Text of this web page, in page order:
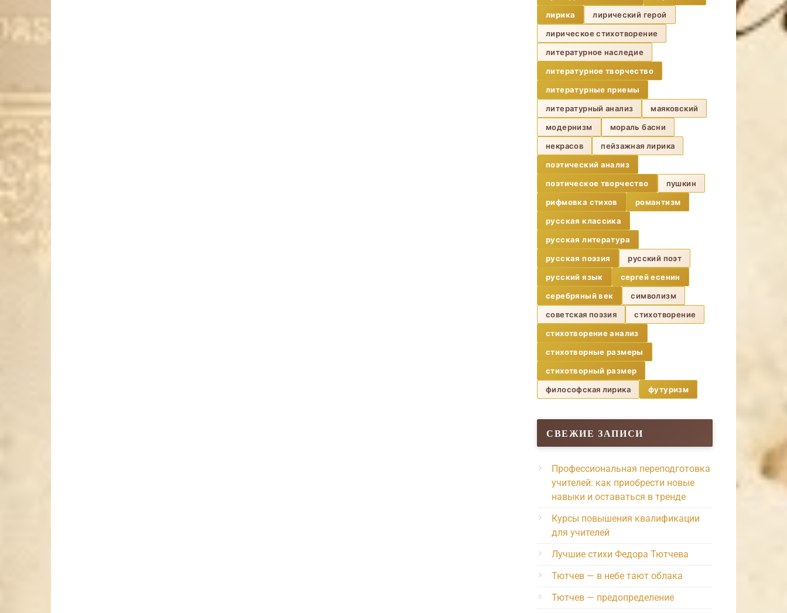
лирика
лирический герой
лирическое стихотворение
литературное наследие
литературное творчество
литературные приемы
литературный анализ
маяковский
модернизм
мораль басни
некрасов
пейзажная лирика
поэтический анализ
поэтическое творчество
пушкин
рифмовка стихов
романтизм
русская классика
русская литература
русская поэзия
русский поэт
русский язык
сергей есенин
серебряный век
символизм
советская поэзия
стихотворение
стихотворение анализ
стихотворные размеры
стихотворный размер
философская лирика
футуризм
СВЕЖИЕ ЗАПИСИ
Профессиональная переподготовка
учителей: как приобрести новые
навыки и оставаться в тренде
Курсы повышения квалификации
для учителей
Лучшие стихи Федора Тютчева
Тютчев — в небе тают облака
Тютчев — предопределение